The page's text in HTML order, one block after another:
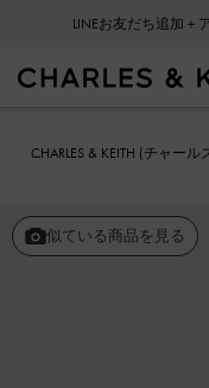
LINEお友だち追加＋
CHARLES & KEITH (チャー
似ている商品を見る